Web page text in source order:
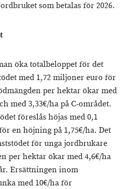
som betalas för 2026.
öka totalbeloppet för det
med 1,72 miljoner euro för
per hektar ökar med
med 3,33€/ha på C-området.
föreslås höjas med 0,1
en höjning på 1,75€/ha. Det
för unga jordbrukare
per hektar ökar med 4,6€/ha
Ersättningen inom
med 10€/ha för